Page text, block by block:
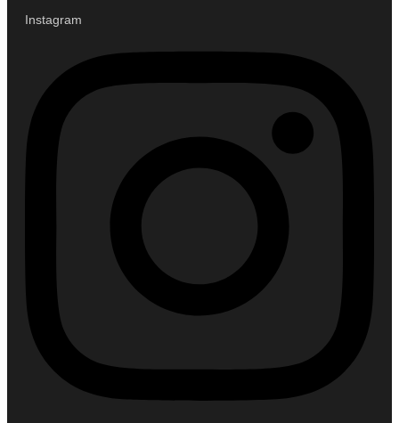
Instagram